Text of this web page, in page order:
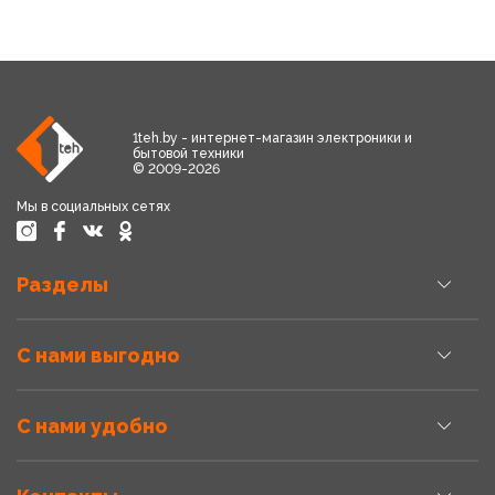
1teh.by - интернет-магазин электроники и
бытовой техники
© 2009-2026
Мы в социальных сетях
Разделы
С нами выгодно
С нами удобно